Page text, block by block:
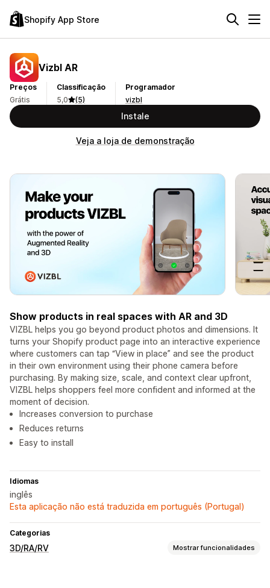
Shopify App Store
Vizbl AR
Preços
Grátis
Classificação
5,0
(5)
Programador
vizbl
Instale
Veja a loja de demonstração
Show products in real spaces with AR and 3D
VIZBL helps you go beyond product photos and dimensions. It
turns your Shopify product page into an interactive experience
where customers can tap “View in place” and see the product
in their own environment using their phone camera before
purchasing. By making size, scale, and context clear upfront,
VIZBL helps shoppers feel more confident and informed at the
moment of decision.
Increases conversion to purchase
Reduces returns
Easy to install
Idiomas
inglês
Esta aplicação não está traduzida em português (Portugal)
Categorias
3D/RA/RV Mostrar funcionalidades